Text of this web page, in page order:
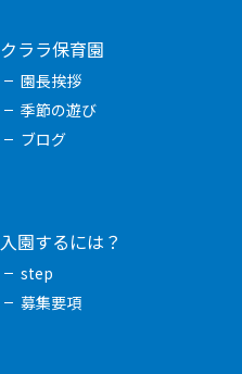
クララ保育園
園長挨拶
季節の遊び
ブログ
入園するには？
step
募集要項